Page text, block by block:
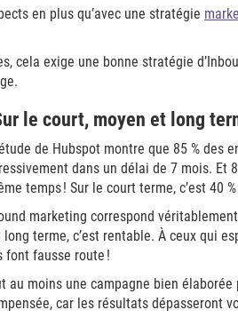
en plus qu’avec une stratégie
cela exige une bonne stratégie
le court, moyen et long
de Hubspot montre que 85 % des
dans un délai de 7 mois. Et
temps ! Sur le court terme, c’est 40
marketing correspond
long terme, c’est rentable. À ceux qui
font fausse route !
au moins une campagne bien
car les résultats dépasseront